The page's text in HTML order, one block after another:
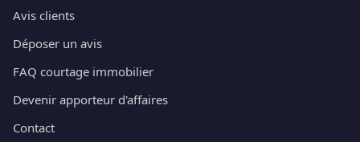
Avis clients
Déposer un avis
FAQ courtage immobilier
Devenir apporteur d'affaires
Contact